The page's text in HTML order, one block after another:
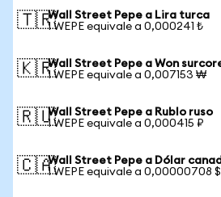
🇹🇷Wall Street Pepe a Lira turca
1 WEPE equivale a 0,000241 ₺
🇰🇷Wall Street Pepe a Won
1 WEPE equivale a 0,007153 ₩
🇷🇺Wall Street Pepe a Rublo ruso
1 WEPE equivale a 0,000415 ₽
🇨🇦Wall Street Pepe a Dólar
1 WEPE equivale a 0,00000708 $